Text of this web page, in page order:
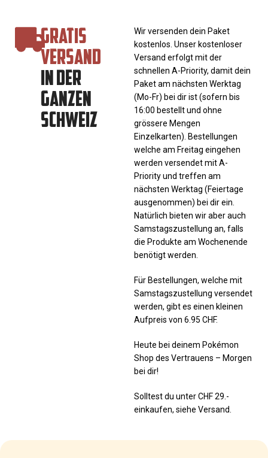
GRATIS
VERSAND
IN DER
GANZEN
SCHWEIZ
Wir versenden dein Paket
kostenlos. Unser kostenloser
Versand erfolgt mit der
schnellen A-Priority, damit dein
Paket am nächsten Werktag
(Mo-Fr) bei dir ist (sofern bis
16:00 bestellt und ohne
grössere Mengen
Einzelkarten). Bestellungen
welche am Freitag eingehen
werden versendet mit A-
Priority und treffen am
nächsten Werktag (Feiertage
ausgenommen) bei dir ein.
Natürlich bieten wir aber auch
Samstagszustellung an, falls
die Produkte am Wochenende
benötigt werden.
Für Bestellungen, welche mit
Samstagszustellung versendet
werden, gibt es einen kleinen
Aufpreis von 6.95 CHF.
Heute bei deinem Pokémon
Shop des Vertrauens – Morgen
bei dir!
Solltest du unter CHF 29.-
einkaufen, siehe Versand.